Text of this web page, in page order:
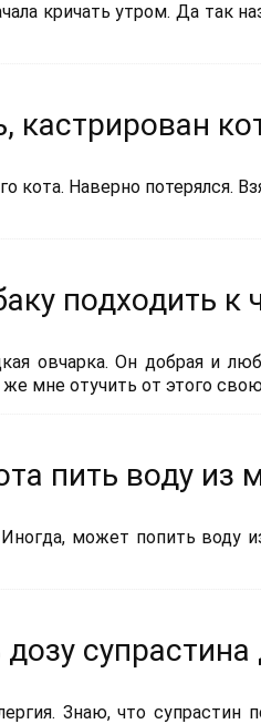
кричать утром. Да так
кастрирован
кота. Наверно потерялся.
подходить
овчарка. Он добрая и
мне отучить от этого
пить воду из
может попить воду
Знаю, что супрастин